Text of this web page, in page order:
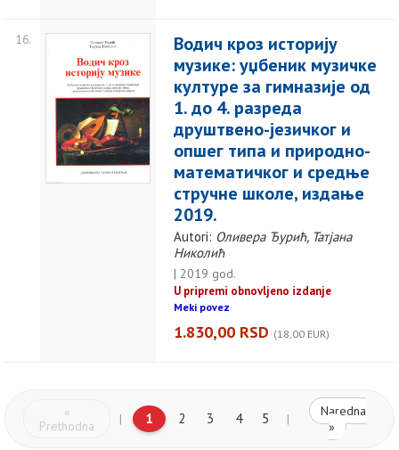
16.
Водич кроз историју
музике: уџбеник музичке
културе за гимназије од
1. до 4. разреда
друштвено-језичког и
опшег типа и природно-
математичког и средње
стручне школе, издање
2019.
Autori: Оливера Ђурић, Татјана
Николић
| 2019 god.
U pripremi obnovljeno izdanje
Meki povez
1.830,00 RSD (18,00 EUR)
«
Prethodna
| 1 2 3 4 5 |
Naredna
»